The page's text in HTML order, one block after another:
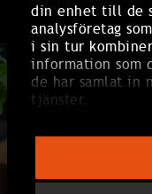
din enhet till de
analysföretag
i sin tur
information som
de har samlat in
tjänster.